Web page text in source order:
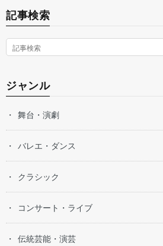
記事検索
ジャンル
舞台・演劇
バレエ・ダンス
クラシック
コンサート・ライブ
伝統芸能・演芸